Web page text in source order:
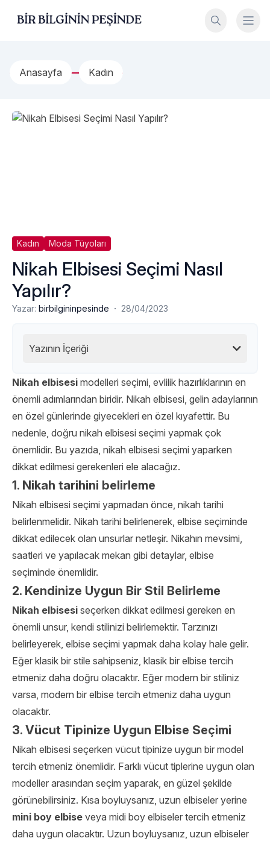
Bir Bilginin Peşinde!
Anasayfa Kadın
Kadın Moda Tüyoları
Nikah Elbisesi Seçimi Nasıl
Yapılır?
Yazar: birbilgininpesinde · 28/04/2023
Yazının İçeriği
Nikah elbisesi modelleri seçimi, evlilik hazırlıklarının en
önemli adımlarından biridir. Nikah elbisesi, gelin adaylarının
en özel günlerinde giyecekleri en özel kıyafettir. Bu
nedenle, doğru nikah elbisesi seçimi yapmak çok
önemlidir. Bu yazıda, nikah elbisesi seçimi yaparken
dikkat edilmesi gerekenleri ele alacağız.
1. Nikah tarihini belirleme
Nikah elbisesi seçimi yapmadan önce, nikah tarihi
belirlenmelidir. Nikah tarihi belirlenerek, elbise seçiminde
dikkat edilecek olan unsurlar netleşir. Nikahın mevsimi,
saatleri ve yapılacak mekan gibi detaylar, elbise
seçiminde önemlidir.
2. Kendinize Uygun Bir Stil Belirleme
Nikah elbisesi seçerken dikkat edilmesi gereken en
önemli unsur, kendi stilinizi belirlemektir. Tarzınızı
belirleyerek, elbise seçimi yapmak daha kolay hale gelir.
Eğer klasik bir stile sahipseniz, klasik bir elbise tercih
etmeniz daha doğru olacaktır. Eğer modern bir stiliniz
varsa, modern bir elbise tercih etmeniz daha uygun
olacaktır.
3. Vücut Tipinize Uygun Elbise Seçimi
Nikah elbisesi seçerken vücut tipinize uygun bir model
tercih etmeniz önemlidir. Farklı vücut tiplerine uygun olan
modeller arasından seçim yaparak, en güzel şekilde
görünebilirsiniz. Kısa boyluysanız, uzun elbiseler yerine
mini boy elbise veya midi boy elbiseler tercih etmeniz
daha uygun olacaktır. Uzun boyluysanız, uzun elbiseler